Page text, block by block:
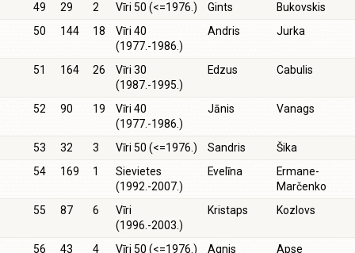
49 29 2 Vīri 50 (<=1976.) Gints
Bukovskis
50
144 18
Vīri 40
(1977.-1986.)
Andris Jurka
51 164 26
Vīri 30
(1987.-1995.)
Edzus Cabulis
52 90 19
Vīri 40
(1977.-1986.)
Jānis Vanags
53 32 3 Vīri 50 (<=1976.) Sandris
Šika
54
169 1
Sievietes
(1992.-2007.)
Evelīna
Ermane-
Marčenko
55
87 6
Vīri
(1996.-2003.)
Kristaps Kozlovs
56 43 4 Vīri 50 (<=1976.) Agnis Apse